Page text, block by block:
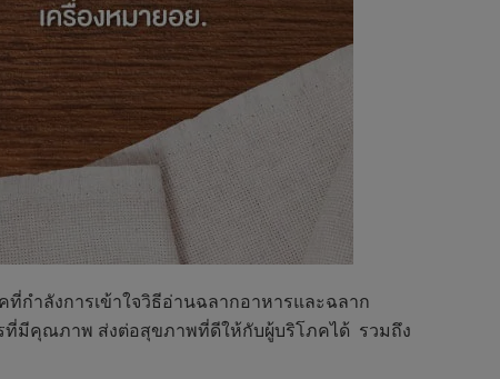
กำลังการเข้าใจวิธีอ่านฉลากอาหารและฉลาก
ที่มีคุณภาพ ส่งต่อสุขภาพที่ดีให้กับผู้บริโภคได้ รวมถึง